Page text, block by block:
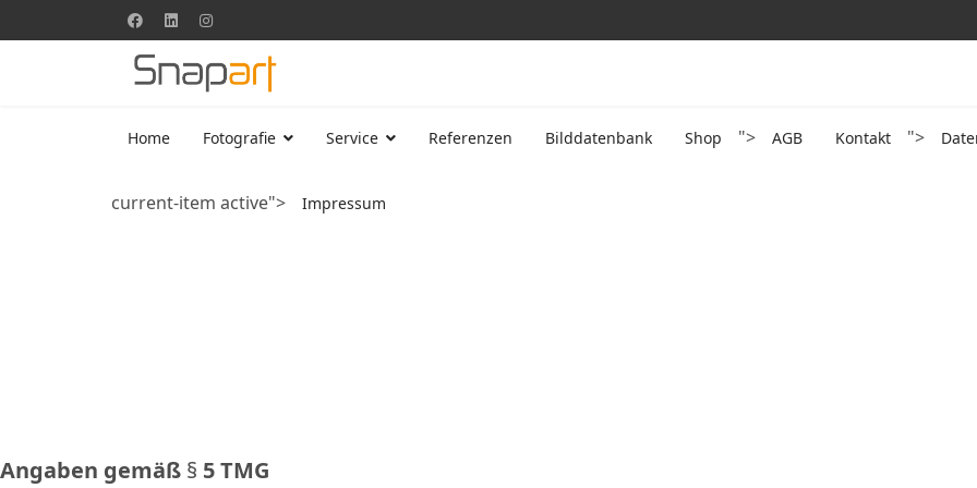
Home Fotografie Service Referenzen Bilddatenbank Shop "> AGB Kontakt ">
current-item active"> Impressum
Angaben gemäß § 5 TMG